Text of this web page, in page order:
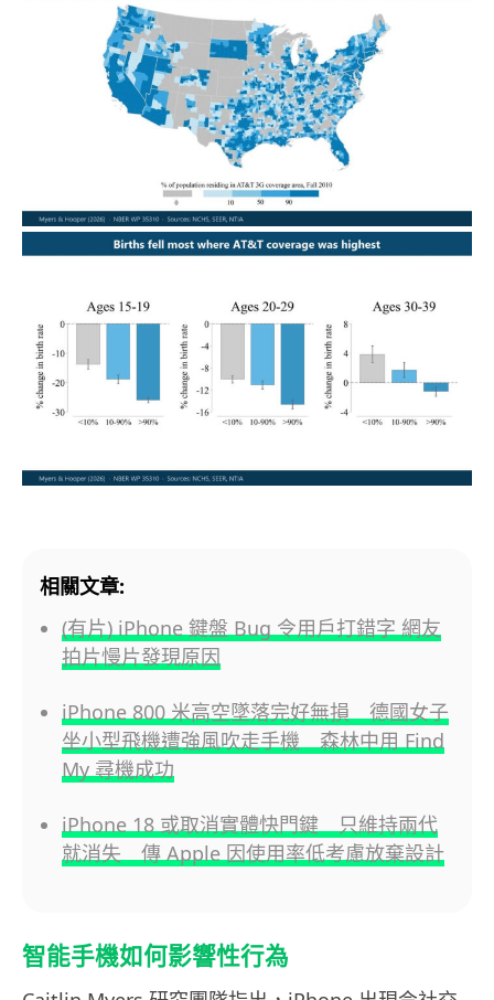
相關文章:
(有片) iPhone 鍵盤 Bug 令用戶打錯字 網友
拍片慢片發現原因
iPhone 800 米高空墜落完好無損 德國女子
坐小型飛機遭強風吹走手機 森林中用 Find
My 尋機成功
iPhone 18 或取消實體快門鍵 只維持兩代
就消失 傳 Apple 因使用率低考慮放棄設計
智能手機如何影響性行為